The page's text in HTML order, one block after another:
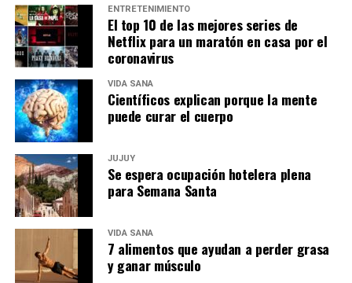
ENTRETENIMIENTO
El top 10 de las mejores series de
Netflix para un maratón en casa por el
coronavirus
VIDA SANA
Científicos explican porque la mente
puede curar el cuerpo
JUJUY
Se espera ocupación hotelera plena
para Semana Santa
VIDA SANA
7 alimentos que ayudan a perder grasa
y ganar músculo